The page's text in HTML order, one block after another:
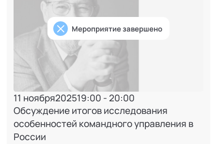
Мероприятие завершено
11 ноября202519:00 - 20:00
Обсуждение итогов исследования
особенностей командного управления в
России